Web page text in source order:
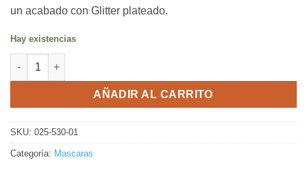
un acabado con Glitter plateado.
Hay existencias
Mascara de Pestañas Maybelline Sky High Glitter X 7 Ml
AÑADIR AL CARRITO
SKU: 025-530-01
Categoría: Mascaras